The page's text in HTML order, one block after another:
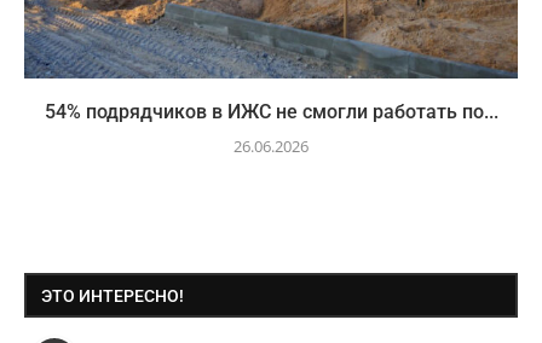
54% подрядчиков в ИЖС не смогли работать по...
26.06.2026
ЭТО ИНТЕРЕСНО!